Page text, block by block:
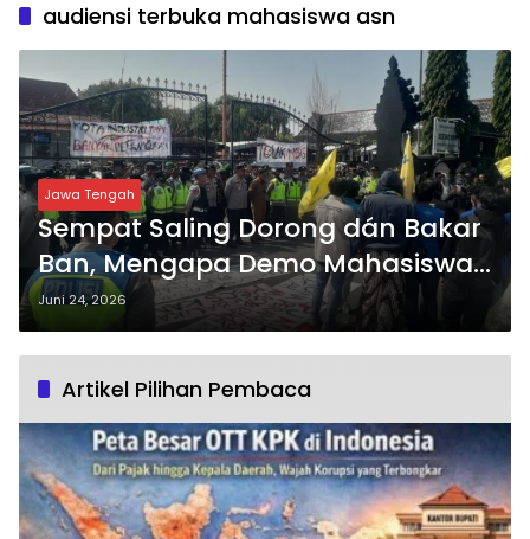
audiensi terbuka mahasiswa asn
Jawa Tengah
Sempat Saling Dorong dán Bakar
Ban, Mengapa Demo Mahasiswa
di Kantor Bupati Cilacap Berakhir
Lesehan?
Juni 24, 2026
Artikel Pilihan Pembaca